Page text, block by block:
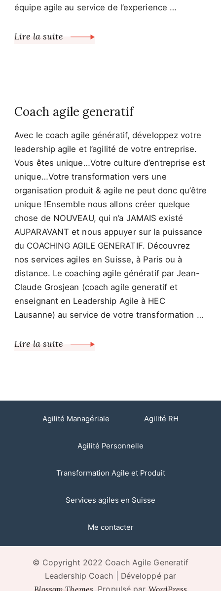
équipe agile au service de l’experience …
Lire la suite
Coach agile generatif
Avec le coach agile génératif, développez votre
leadership agile et l’agilité de votre entreprise.
Vous êtes unique…Votre culture d’entreprise est
unique…Votre transformation vers une
organisation produit & agile ne peut donc qu’être
unique !Ensemble nous allons créer quelque
chose de NOUVEAU, qui n’a JAMAIS existé
AUPARAVANT et nous appuyer sur la puissance
du COACHING AGILE GENERATIF. Découvrez
nos services agiles en Suisse, à Paris ou à
distance. Le coaching agile génératif par Jean-
Claude Grosjean (coach agile generatif et
enseignant en Leadership Agile à HEC
Lausanne) au service de votre transformation …
Lire la suite
Agilité Managériale Agilité RH
Agilité Personnelle
Transformation Agile et Produit
Services agiles en Suisse
Me contacter
© Copyright 2022 Coach Agile Generatif
Leadership Coach | Développé par
Blossom Themes WordPress